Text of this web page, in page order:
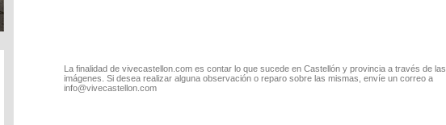
La finalidad de vivecastellon.com es contar lo que sucede en Castellón y provincia a través de las
imágenes. Si desea realizar alguna observación o reparo sobre las mismas, envíe un correo a
info@vivecastellon.com